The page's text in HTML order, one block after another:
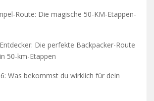
Route: Die magische 50-KM-Etappen-
Die perfekte Backpacker-Route
50-km-Etappen
Was bekommst du wirklich für dein